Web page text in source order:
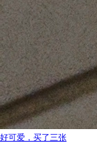
好可爱，买了三张